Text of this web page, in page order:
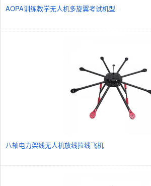
AOPA训练教学无人机多旋翼考试机型
八轴电力架线无人机放线拉线飞机